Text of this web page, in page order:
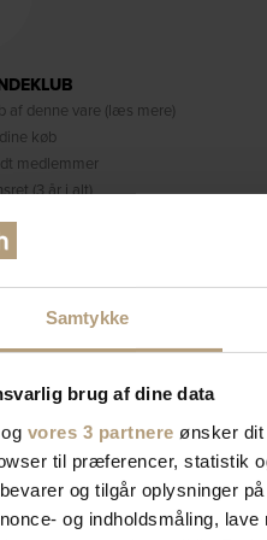
Samtykke
brug af dine data
vores 3 partnere ønsker
til præferencer, statistik
og tilgår oplysninger
og indholdsmåling,
af denne vare (læs mere)
køb
medlemmer
(3 år i alt)
WOOOD, præsenteres Tablo,
avancerede materialer
Ayous træ, en hurtigt